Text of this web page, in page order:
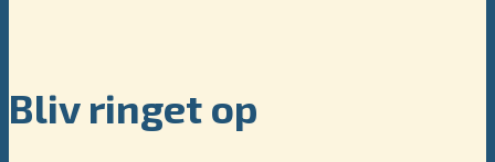
Bliv ringet op